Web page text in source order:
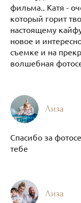
фильма.. Катя -
который горит
настоящему
новое и
съемке и на
волшебная
Лиза
Спасибо за
тебе
Лиза